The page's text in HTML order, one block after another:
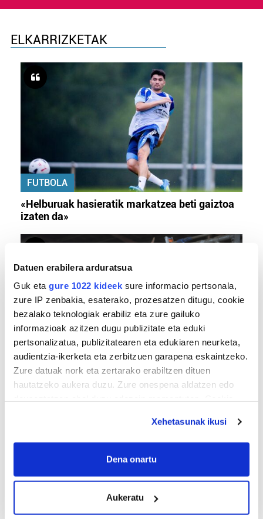
Datuen erabilera arduratsua
Guk eta gure 1022 kideek sure informacio pertsonala,
zure IP zenbakia, esaterako, prozesatzen ditugu, cookie
bezalako teknologiak erabiliz eta zure gailuko
informazioak azitzen dugu publizitate eta eduki
pertsonalizatua, publizitatearen eta edukiaren neurketa,
audientzia-ikerketa eta zerbitzuen garapena eskaintzeko.
Zure datuak nork eta zertarako erabiltzen dituen
hautatzeko aukera duzu. Zure onespena aldatzen edo
If you allow, we would also like to:
Collect information about your geographical
Identify your device by actively scanning it for
specific characteristics (fingerprinting)
Xehetasunak ikusi
Dena onartu
Aukeratu
ELKARRIZKETAK
FUTBOLA
«Helburuak hasieratik markatzea beti gaiztoa
izaten da»
BERO BOLADA
«Ez dago belarrik; garai honetarako oso erreta
daude bazter guztiak»